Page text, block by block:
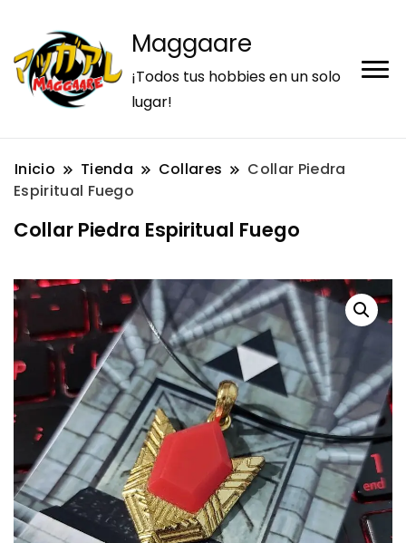
Maggaare
¡Todos tus hobbies en un solo
lugar!
Inicio Tienda Collares
Collar Piedra
Espiritual Fuego
Collar Piedra Espiritual Fuego